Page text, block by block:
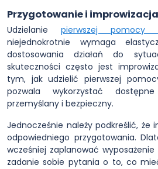
Przygotowanie i improwizacja
Udzielanie pierwszej
niejednokrotnie wymaga
dostosowania działań do
skuteczności często jest
tym, jak udzielić pierwszej
pozwala wykorzystać
przemyślany i bezpieczny.
Jednocześnie należy podkreślić, że
odpowiedniego przygotowania.
wcześniej zaplanować
zadanie sobie pytania o to, co